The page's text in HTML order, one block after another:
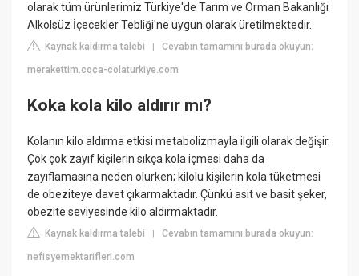
olarak tüm ürünlerimiz Türkiye'de Tarım ve Orman Bakanlığı
Alkolsüz İçecekler Tebliği'ne uygun olarak üretilmektedir.
Kaynak kaldırma talebi |Cevabın tamamını burada okuyun:
merakettim.coca-colaturkiye.com
Koka kola kilo aldırır mı?
Kolanın kilo aldırma etkisi metabolizmayla ilgili olarak değişir.
Çok çok zayıf kişilerin sıkça kola içmesi daha da
zayıflamasına neden olurken; kilolu kişilerin kola tüketmesi
de obeziteye davet çıkarmaktadır. Çünkü asit ve basit şeker,
obezite seviyesinde kilo aldırmaktadır.
Kaynak kaldırma talebi |Cevabın tamamını burada okuyun:
nefisyemektarifleri.com